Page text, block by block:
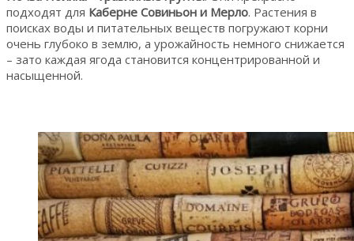
подходят для Каберне Совиньон и Мерло. Растения в
поисках воды и питательных веществ погружают корни
очень глубоко в землю, а урожайность немного снижается
– зато каждая ягода становится концентрированной и
насыщенной.